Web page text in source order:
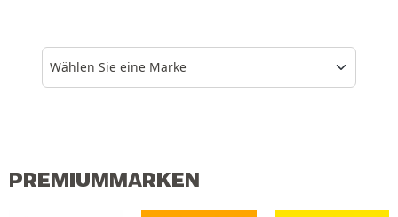
Wählen Sie eine Marke
PREMIUMMARKEN